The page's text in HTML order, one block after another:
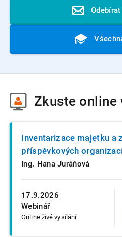
Zkuste online
17.9.2026
Webinář
Online živé vysílání
Inventarizace majetku a
příspěvkových
Ing. Hana Juráňová